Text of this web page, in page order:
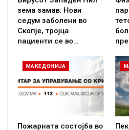
зема замав: Нови
седум заболени во
Скопје, тројца
пациенти се во…
МАКЕДОНИЈА
Пожарната состојба во